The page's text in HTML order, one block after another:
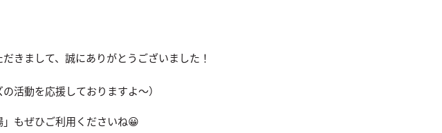
きまして、誠にありがとうございました！
活動を応援しておりますよ〜）
もぜひご利用くださいね😀